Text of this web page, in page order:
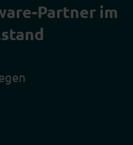
Partner im